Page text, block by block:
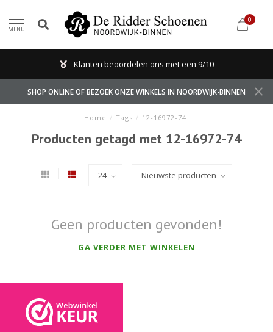
MENU
0
Klanten beoordelen ons met een 9/10
SHOP ONLINE OF BEZOEK ONZE WINKELS IN NOORDWIJK-BINNEN
Home / Tags / 12-16972-74
Producten getagd met 12-16972-74
Geen producten gevonden!
GA VERDER MET WINKELEN